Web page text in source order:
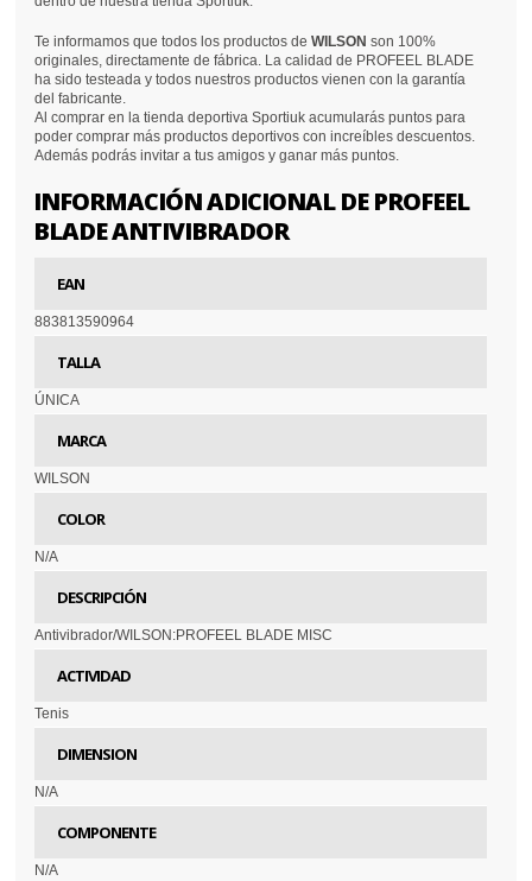
Te informamos que todos los productos deWILSON son 100%
originales, directamente de fábrica. La calidad de PROFEEL BLADE
ha sido testeada y todos nuestros productos vienen con la garantía
del fabricante.
Al comprar en la tienda deportiva Sportiuk acumularás puntos para
poder comprar más productos deportivos con increíbles descuentos.
Además podrás invitar a tus amigos y ganar más puntos.
INFORMACIÓN ADICIONAL DE PROFEEL
BLADE ANTIVIBRADOR
EAN
883813590964
TALLA
ÚNICA
MARCA
WILSON
COLOR
N/A
DESCRIPCIÓN
Antivibrador/WILSON:PROFEEL BLADE MISC
ACTIVIDAD
Tenis
DIMENSION
N/A
COMPONENTE
N/A